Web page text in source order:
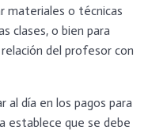
materiales o técnicas
clases, o bien para
del profesor con
al día en los pagos para
establece que se debe